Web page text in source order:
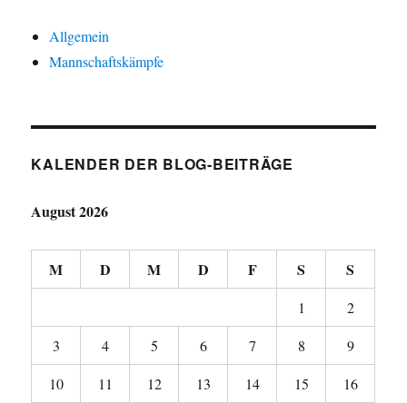
Allgemein
Mannschaftskämpfe
KALENDER DER BLOG-BEITRÄGE
August 2026
M D M D F S S
1
2
3
4 5 6 7 8
9
10
11 12 13 14 15
16